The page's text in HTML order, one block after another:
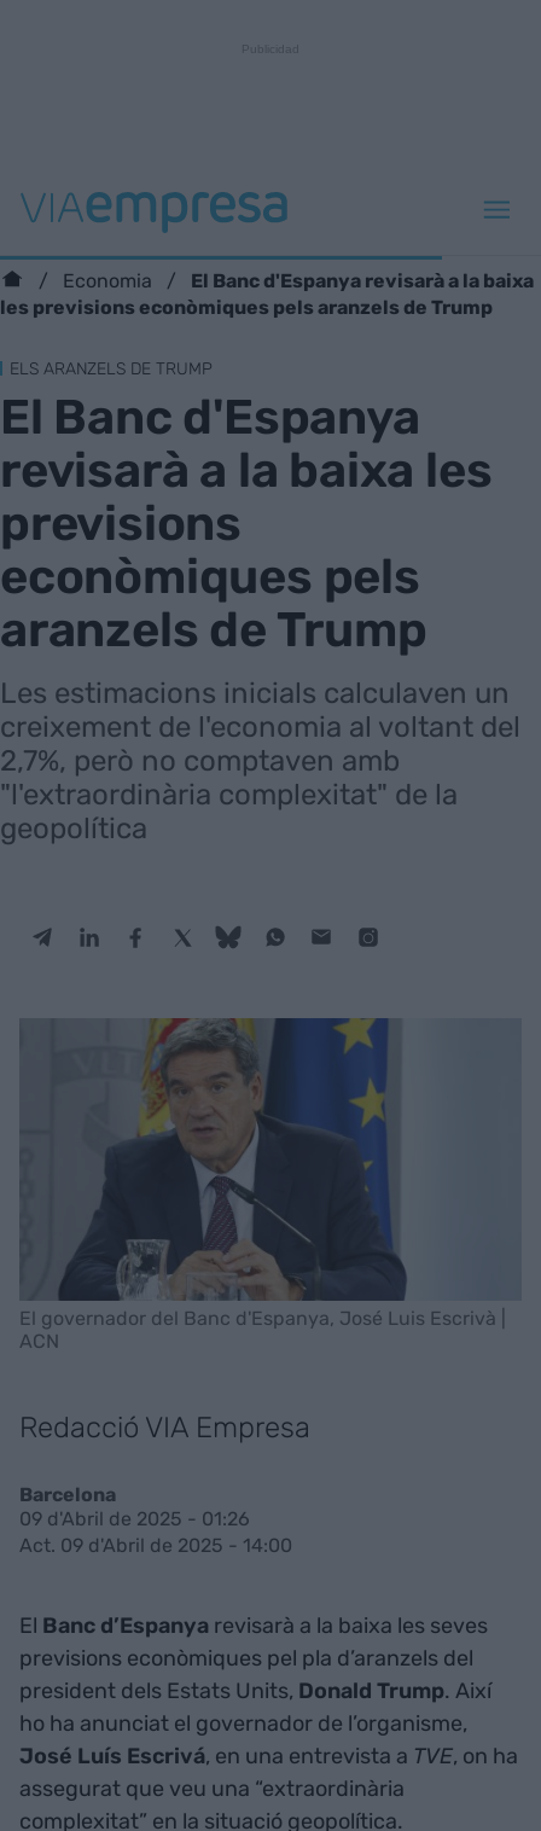
Economia
El Banc d'Espanya revisarà a la baixa
les previsions econòmiques pels aranzels de Trump
ELS ARANZELS DE TRUMP
El Banc d'Espanya
revisarà a la baixa les
previsions
econòmiques pels
aranzels de Trump
Les estimacions inicials calculaven un
creixement de l'economia al voltant del
2,7%, però no comptaven amb
"l'extraordinària complexitat" de la
geopolítica
El governador del Banc d'Espanya, José Luis Escrivà |
ACN
Redacció VIA Empresa
Barcelona
09 d'Abril de 2025 - 01:26
Act. 09 d'Abril de 2025 - 14:00
El Banc d’Espanya revisarà a la baixa les seves
previsions econòmiques pel pla d’aranzels del
president dels Estats Units, Donald Trump. Així
ho ha anunciat el governador de l’organisme,
José Luís Escrivá, en una entrevista a TVE, on ha
assegurat que veu una “extraordinària
complexitat” en la situació geopolítica.